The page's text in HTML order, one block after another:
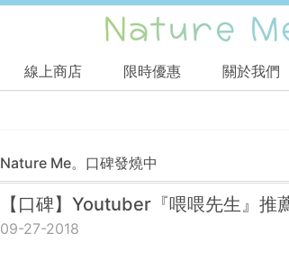
線上商店 限時優惠 關於我們
Nature Me。口碑發燒中
【口碑】Youtuber『喂喂先生』推
09-27-2018